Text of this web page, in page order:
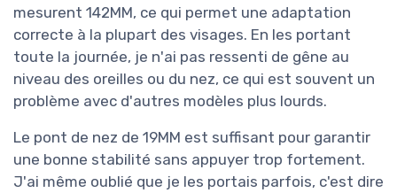
mesurent 142MM, ce qui permet une adaptation
correcte à la plupart des visages. En les portant
toute la journée, je n'ai pas ressenti de gêne au
niveau des oreilles ou du nez, ce qui est souvent un
problème avec d'autres modèles plus lourds.
Le pont de nez de 19MM est suffisant pour garantir
une bonne stabilité sans appuyer trop fortement.
J'ai même oublié que je les portais parfois, c'est dire